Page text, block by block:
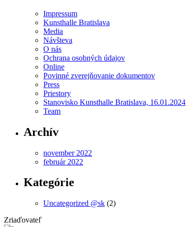
Impressum
Kunsthalle Bratislava
Media
Návšteva
O nás
Ochrana osobných údajov
Online
Povinné zverejňovanie dokumentov
Press
Priestory
Stanovisko Kunsthalle Bratislava, 16.01.2024
Team
Archív
november 2022
február 2022
Kategórie
Uncategorized @sk (2)
Zriaďovateľ